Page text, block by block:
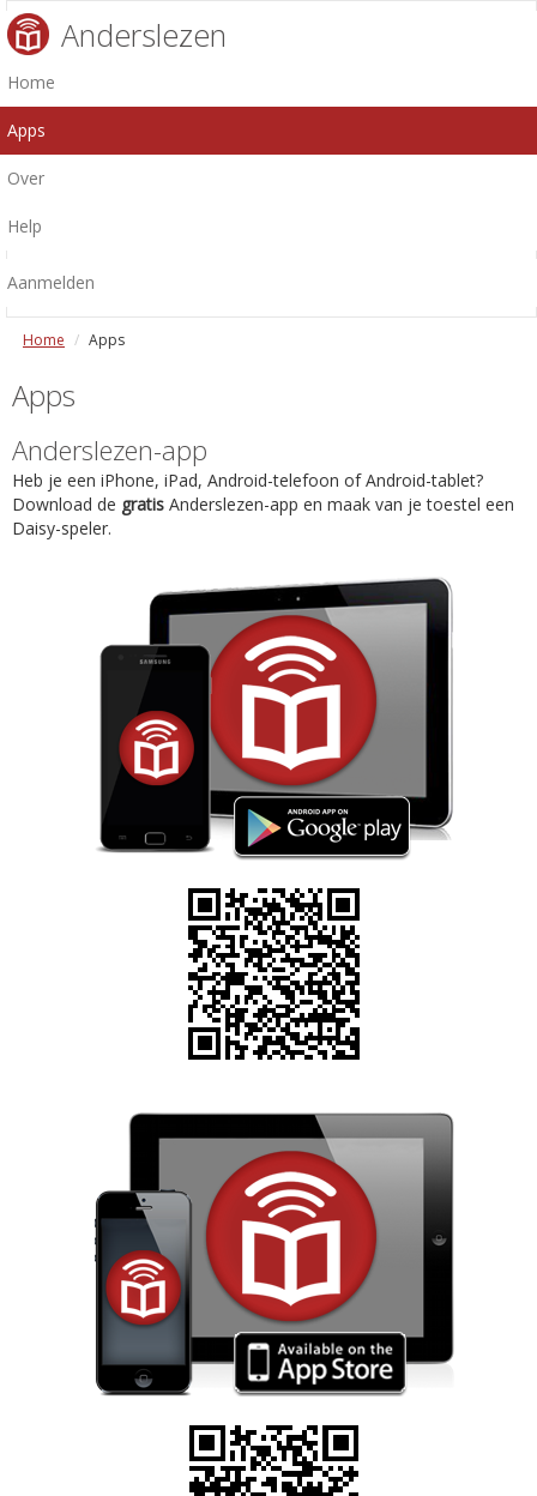
Anderslezen
Home
Apps
Over
Help
Aanmelden
Home Apps
Apps
Anderslezen-app
Heb je een iPhone, iPad, Android-telefoon of Android-tablet?
Download de gratis Anderslezen-app en maak van je toestel een
Daisy-speler.